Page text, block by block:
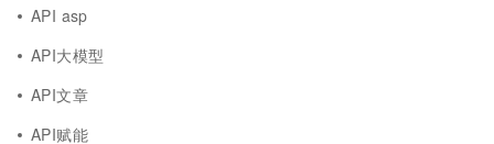
API asp
API大模型
API文章
API赋能